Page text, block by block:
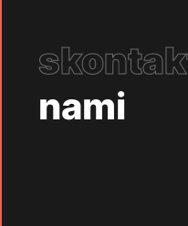
nami